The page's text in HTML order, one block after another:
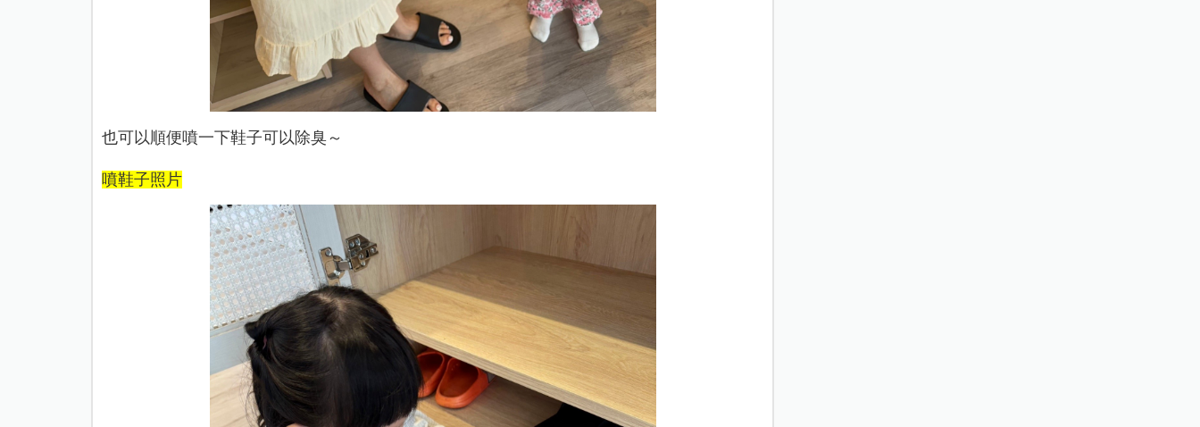
也可以順便噴一下鞋子可以除臭～
噴鞋子照片